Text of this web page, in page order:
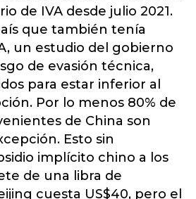
de IVA desde julio 2021.
que también tenía
un estudio del gobierno
de evasión técnica,
para estar inferior al
Por lo menos 80% de
de China son
Esto sin
implícito chino a los
de una libra de
cuesta US$40, pero el